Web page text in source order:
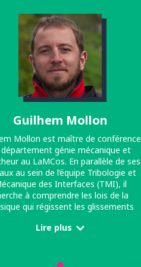
Guilhem Mollon
Mollon est maître de conférence
génie mécanique et
au LaMCos. En parallèle de ses
au sein de l’équipe Tribologie et
des Interfaces (TMI), il
à comprendre les lois de la
qui régissent les glissements
des nombreux domaines impliqués
guilhem.mollon.free.fr/
Lire plus